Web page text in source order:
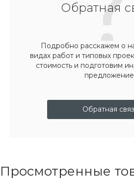
Обратная
Подробно расскажем о
видах работ и типовых
стоимость и подготовим
Обратная
Просмотренные